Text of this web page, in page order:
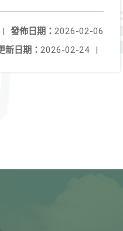
發佈日期： 2026-02-06
|
新日期： 2026-02-24 |